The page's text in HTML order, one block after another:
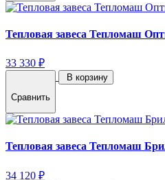
Тепловая завеса Тепломаш
33 330 ₽
Сравнить
В корзину
Тепловая завеса Тепломаш
34 120 ₽